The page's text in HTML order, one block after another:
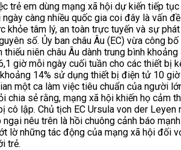
trẻ em dùng mạng xã hội dự kiến tiếp tục
càng nhiều quốc gia coi đây là vấn
khỏe tâm lý, an toàn trực tuyến và sự
số. Ủy ban châu Âu (EC) vừa công
thiếu niên châu Âu dành trung bình
giờ mỗi ngày cuối tuần cho các thiết bị
14% sử dụng thiết bị điện tử 10
một ca làm việc tiêu chuẩn của người
chia sẻ rằng, mạng xã hội khiến họ cảm
cô lập. Chủ tịch EC Ursula von der Leyen
nêu trên là hồi chuông cảnh báo
lờ những tác động của mạng xã hội đối
trẻ.